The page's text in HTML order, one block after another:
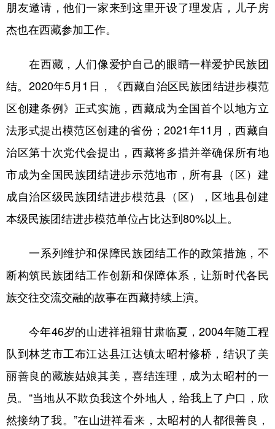
朋友邀请，他们一家来到这里开设了理发店，儿子房
杰也在西藏参加工作。
在西藏，人们像爱护自己的眼睛一样爱护民族团
结。2020年5月1日，《西藏自治区民族团结进步模范
区创建条例》正式实施，西藏成为全国首个以地方立
法形式提出模范区创建的省份；2021年11月，西藏自
治区第十次党代会提出，西藏将多措并举确保所有地
市成为全国民族团结进步示范地市，所有县（区）建
成自治区级民族团结进步模范县（区），区地县创建
本级民族团结进步模范单位占比达到80%以上。
一系列维护和保障民族团结工作的政策措施，不
断构筑民族团结工作创新和保障体系，让新时代各民
族交往交流交融的故事在西藏持续上演。
今年46岁的山进祥祖籍甘肃临夏，2004年随工程
队到林芝市工布江达县江达镇太昭村修桥，结识了美
丽善良的藏族姑娘其美，喜结连理，成为太昭村的一
员。“当地从不欺负我这个外地人，给我上了户口，欣
然接纳了我。”在山进祥看来，太昭村的人都很善良，